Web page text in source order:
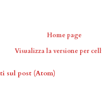
Home page
Visualizza la versione per
sul post (Atom)